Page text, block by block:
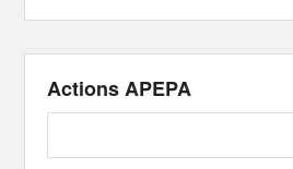
Actions APEPA